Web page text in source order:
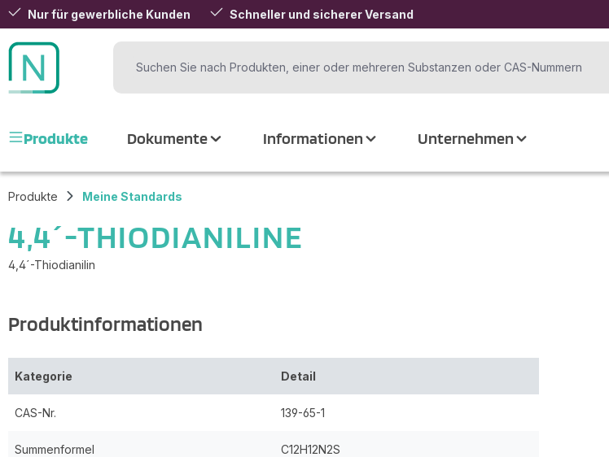
Hauptinhalt springen
Zur Suche springen
Zur Hauptnavigation springen
Nur für gewerbliche Kunden Schneller und sicherer Versand
Produkte Dokumente Informationen Unternehmen
Produkte Meine Standards
4,4´-THIODIANILINE
4,4´-Thiodianilin
Produktinformationen
Kategorie Detail
CAS-Nr. 139-65-1
Summenformel C12H12N2S